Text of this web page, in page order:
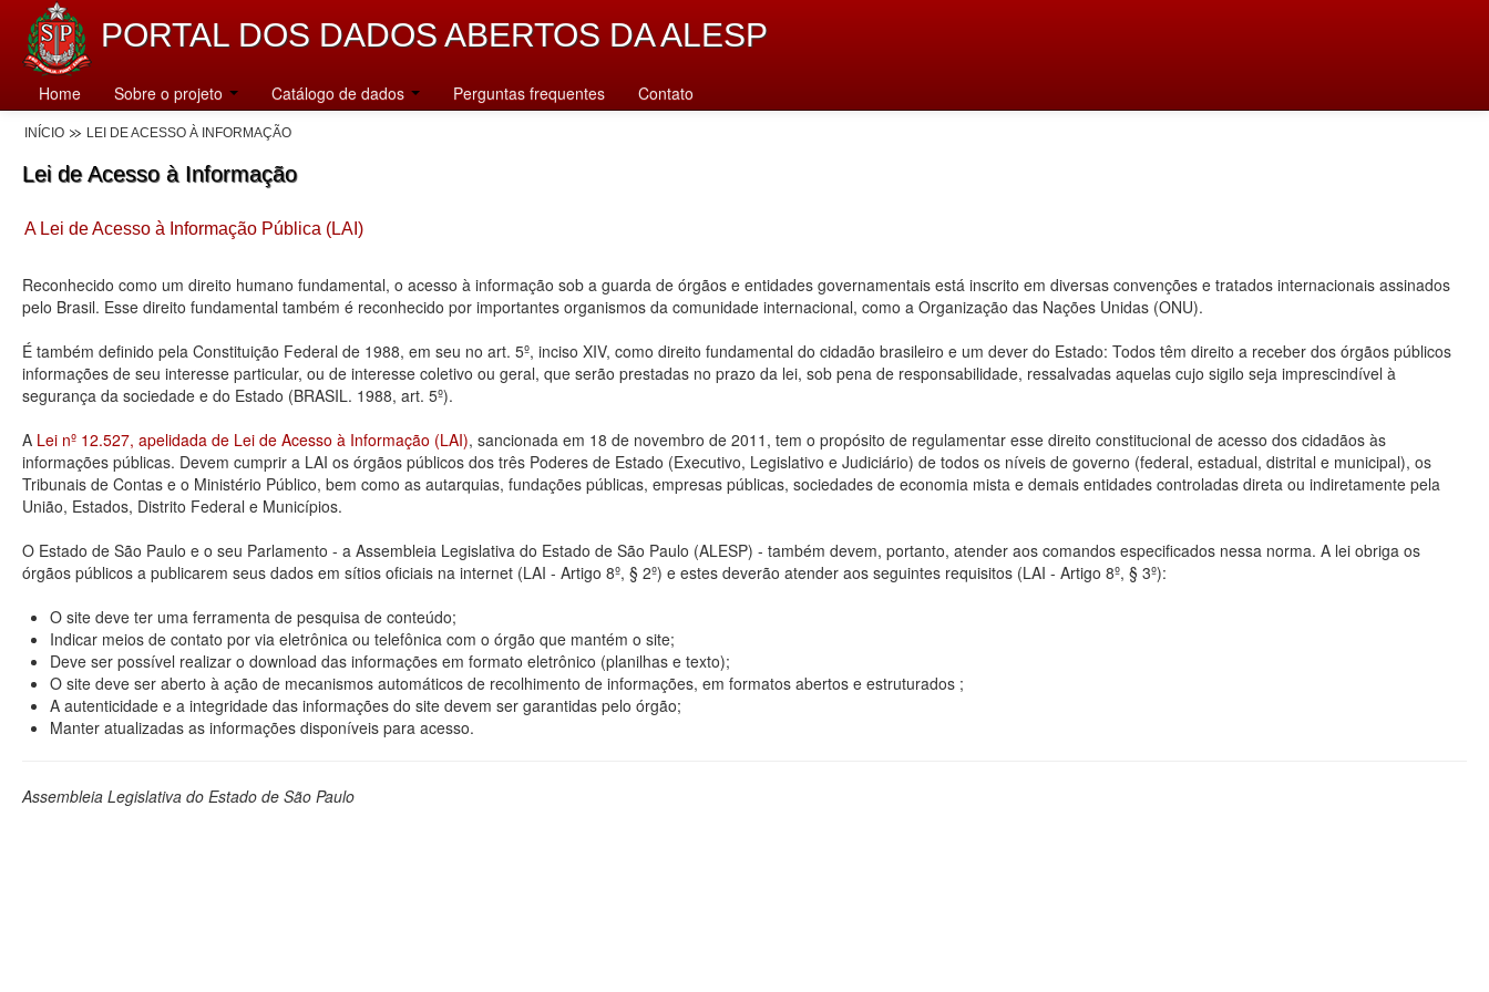
PORTAL DOS DADOS ABERTOS DA ALESP
Home Sobre o projeto Catálogo de dados Perguntas frequentes Contato
INÍCIO LEI DE ACESSO À INFORMAÇÃO
Lei de Acesso à Informação
A Lei de Acesso à Informação Pública (LAI)
Reconhecido como um direito humano fundamental, o acesso à informação sob a guarda de órgãos e entidades governamentais está inscrito em diversas convenções e tratados internacionais assinados
pelo Brasil. Esse direito fundamental também é reconhecido por importantes organismos da comunidade internacional, como a Organização das Nações Unidas (ONU).
É também definido pela Constituição Federal de 1988, em seu no art. 5º, inciso XIV, como direito fundamental do cidadão brasileiro e um dever do Estado: Todos têm direito a receber dos órgãos públicos
informações de seu interesse particular, ou de interesse coletivo ou geral, que serão prestadas no prazo da lei, sob pena de responsabilidade, ressalvadas aquelas cujo sigilo seja imprescindível à
segurança da sociedade e do Estado (BRASIL. 1988, art. 5º).
A Lei nº 12.527, apelidada de Lei de Acesso à Informação (LAI), sancionada em 18 de novembro de 2011, tem o propósito de regulamentar esse direito constitucional de acesso dos cidadãos às
informações públicas. Devem cumprir a LAI os órgãos públicos dos três Poderes de Estado (Executivo, Legislativo e Judiciário) de todos os níveis de governo (federal, estadual, distrital e municipal), os
Tribunais de Contas e o Ministério Público, bem como as autarquias, fundações públicas, empresas públicas, sociedades de economia mista e demais entidades controladas direta ou indiretamente pela
União, Estados, Distrito Federal e Municípios.
O Estado de São Paulo e o seu Parlamento - a Assembleia Legislativa do Estado de São Paulo (ALESP) - também devem, portanto, atender aos comandos especificados nessa norma. A lei obriga os
órgãos públicos a publicarem seus dados em sítios oficiais na internet (LAI - Artigo 8º, § 2º) e estes deverão atender aos seguintes requisitos (LAI - Artigo 8º, § 3º):
O site deve ter uma ferramenta de pesquisa de conteúdo;
Indicar meios de contato por via eletrônica ou telefônica com o órgão que mantém o site;
Deve ser possível realizar o download das informações em formato eletrônico (planilhas e texto);
O site deve ser aberto à ação de mecanismos automáticos de recolhimento de informações, em formatos abertos e estruturados ;
A autenticidade e a integridade das informações do site devem ser garantidas pelo órgão;
Manter atualizadas as informações disponíveis para acesso.
Assembleia Legislativa do Estado de São Paulo